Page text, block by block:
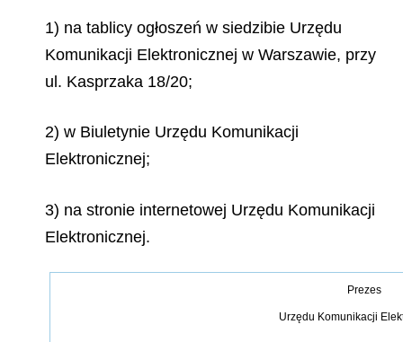
1) na tablicy ogłoszeń w siedzibie Urzędu
Komunikacji Elektronicznej w Warszawie, przy
ul. Kasprzaka 18/20;
2) w Biuletynie Urzędu Komunikacji
Elektronicznej;
3) na stronie internetowej Urzędu Komunikacji
Elektronicznej.
Prezes
Urzędu Komunikacji